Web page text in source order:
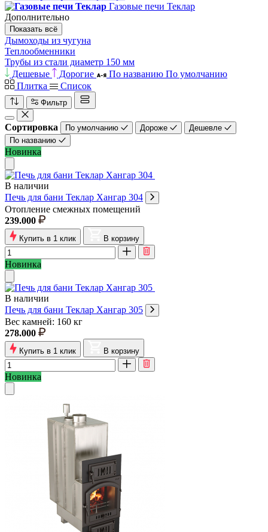
Газовые печи Теклар
Дополнительно
Показать всё
Дымоходы из чугуна
Теплообменники
Трубы из стали диаметр 150 мм
Дешевые
Дорогие По названию По умолчанию
Плитка
Список
Фильтр
Сортировка По умолчанию Дороже
Дешевле
По названию
Новинка
В наличии
Печь для бани Теклар Хангар 304
Отопление смежных помещений
239.000
Купить в 1 клик В корзину
Новинка
В наличии
Печь для бани Теклар Хангар 305
Вес камней: 160 кг
278.000
Купить в 1 клик В корзину
Новинка